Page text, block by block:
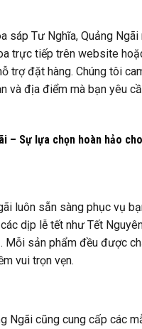
sáp Tư Nghĩa, Quảng
trực tiếp trên website
trợ đặt hàng. Chúng tôi
và địa điểm mà bạn yêu
– Sự lựa chọn hoàn hảo
luôn sẵn sàng phục vụ
dịp lễ tết như Tết
Mỗi sản phẩm đều được
vui trọn vẹn.
Ngãi cũng cung cấp các